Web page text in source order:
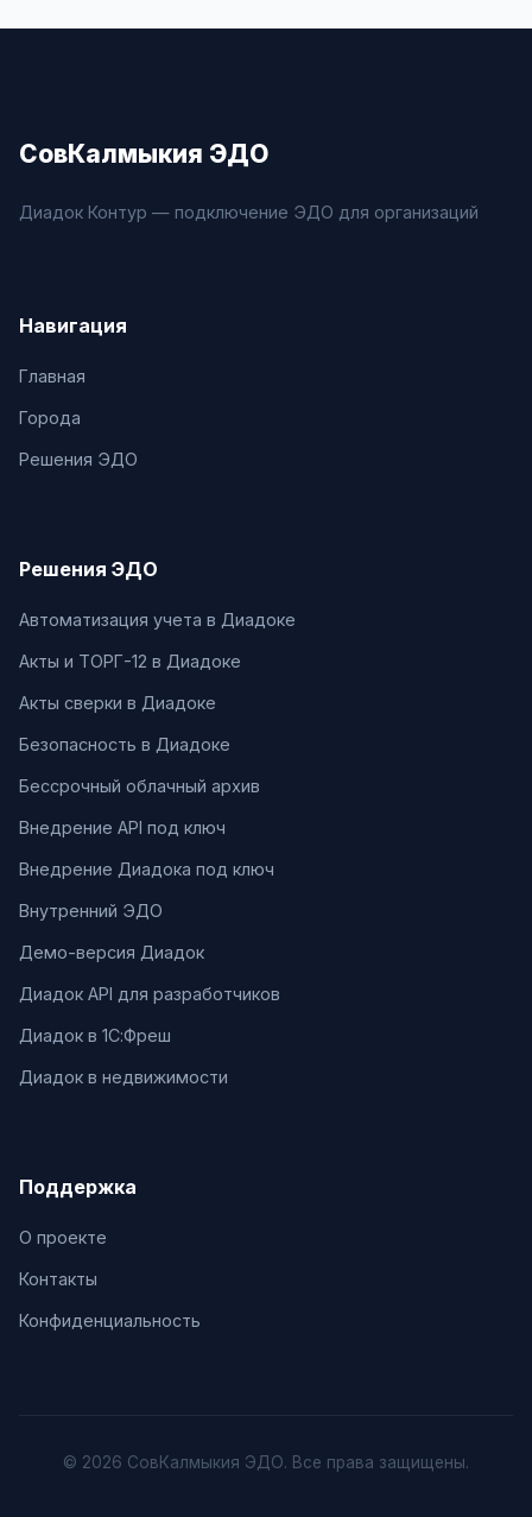
СовКалмыкия ЭДО
Диадок Контур — подключение ЭДО для организаций
Навигация
Главная
Города
Решения ЭДО
Решения ЭДО
Автоматизация учета в Диадоке
Акты и ТОРГ-12 в Диадоке
Акты сверки в Диадоке
Безопасность в Диадоке
Бессрочный облачный архив
Внедрение API под ключ
Внедрение Диадока под ключ
Внутренний ЭДО
Демо-версия Диадок
Диадок API для разработчиков
Диадок в 1С:Фреш
Диадок в недвижимости
Поддержка
О проекте
Контакты
Конфиденциальность
© 2026 СовКалмыкия ЭДО. Все права защищены.